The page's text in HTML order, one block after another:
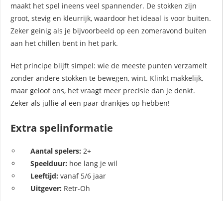
maakt het spel ineens veel spannender. De stokken zijn
groot, stevig en kleurrijk, waardoor het ideaal is voor buiten.
Zeker geinig als je bijvoorbeeld op een zomeravond buiten
aan het chillen bent in het park.
Het principe blijft simpel: wie de meeste punten verzamelt
zonder andere stokken te bewegen, wint. Klinkt makkelijk,
maar geloof ons, het vraagt meer precisie dan je denkt.
Zeker als jullie al een paar drankjes op hebben!
Extra spelinformatie
Aantal spelers: 2+
Speelduur: hoe lang je wil
Leeftijd: vanaf 5/6 jaar
Uitgever: Retr-Oh